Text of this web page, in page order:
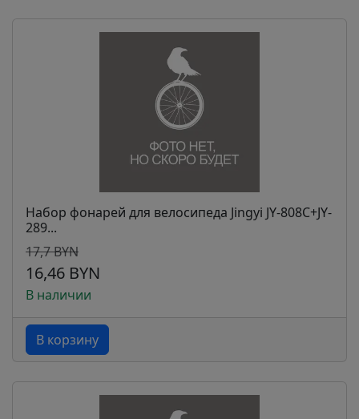
Набор фонарей для велосипеда Jingyi JY-808C+JY-
289...
17,7 BYN
16,46 BYN
В наличии
В корзину